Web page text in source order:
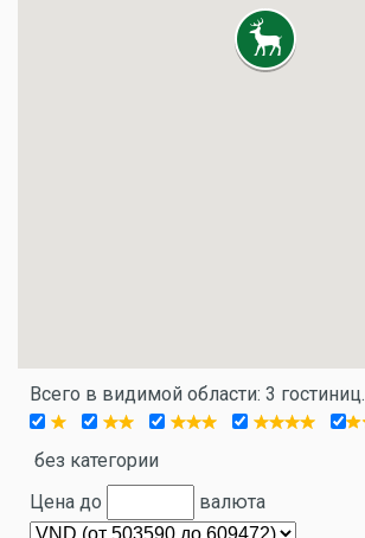
Всего в видимой области: 3 гостиниц.
без категории
Цена до
валюта